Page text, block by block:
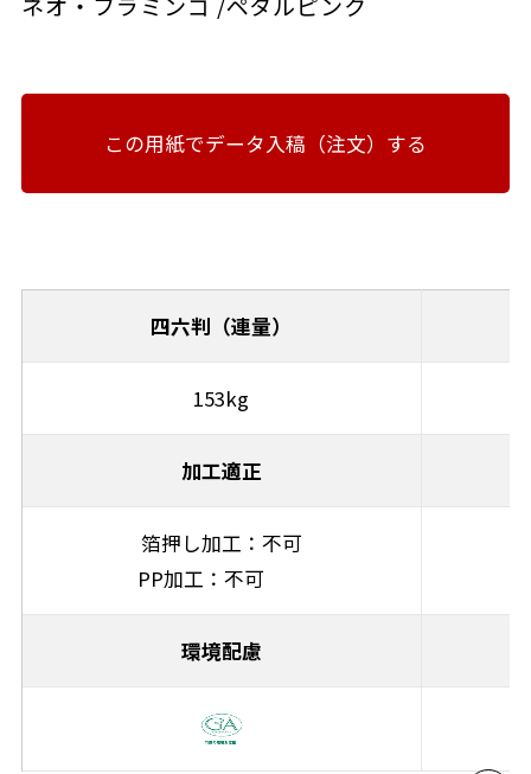
この用紙でデータ入稿（注文）する
四六判（連量）
153kg
加工適正
箔押し加工：不可
PP加工：不可
環境配慮